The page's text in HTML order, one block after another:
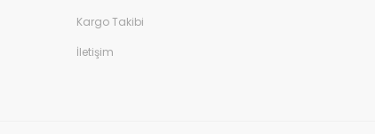
Kargo Takibi
İletişim